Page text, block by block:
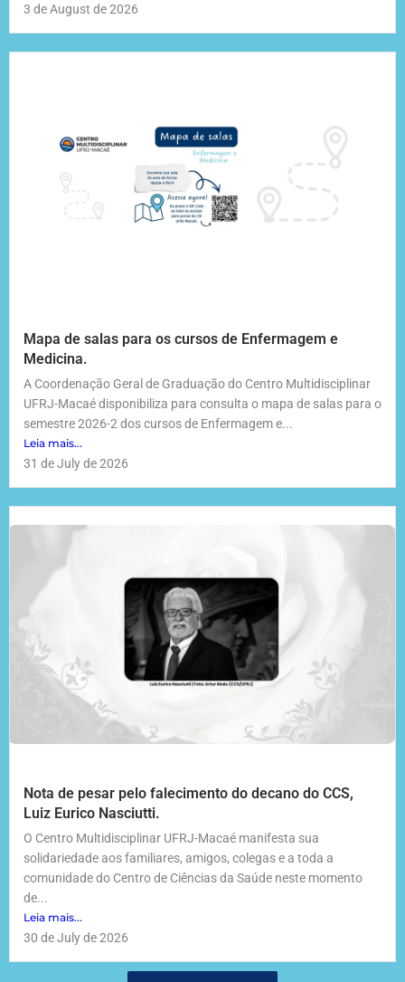
3 de August de 2026
Mapa de salas para os cursos de Enfermagem e
Medicina.
A Coordenação Geral de Graduação do Centro Multidisciplinar
UFRJ-Macaé disponibiliza para consulta o mapa de salas para o
semestre 2026-2 dos cursos de Enfermagem e...
Leia mais...
31 de July de 2026
Nota de pesar pelo falecimento do decano do CCS,
Luiz Eurico Nasciutti.
O Centro Multidisciplinar UFRJ-Macaé manifesta sua
solidariedade aos familiares, amigos, colegas e a toda a
comunidade do Centro de Ciências da Saúde neste momento
de...
Leia mais...
30 de July de 2026